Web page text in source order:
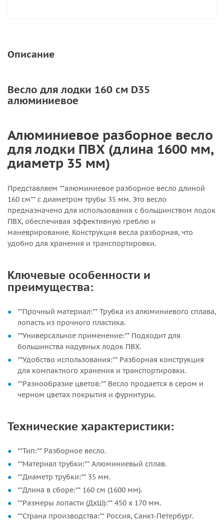
Описание
Весло для лодки 160 см D35
алюминиевое
Алюминиевое разборное весло
для лодки ПВХ (длина 1600 мм,
диаметр 35 мм)
Представляем **алюминиевое разборное весло длиной
160 см** с диаметром трубы 35 мм. Это весло
предназначено для использования с большинством лодок
ПВХ, обеспечивая эффективную греблю и
маневрирование. Конструкция весла разборная, что
удобно для хранения и транспортировки.
Ключевые особенности и
преимущества:
**Прочный материал:** Трубка из алюминиевого сплава,
лопасть из прочного пластика.
**Универсальное применение:** Подходит для
большинства надувных лодок ПВХ.
**Удобство использования:** Разборная конструкция
для компактного хранения и транспортировки.
**Разнообразие цветов:** Весло продается в сером и
черном цветах покрытия и фурнитуры.
Технические характеристики:
**Тип:** Разборное весло.
**Материал трубки:** Алюминиевый сплав.
**Диаметр трубки:** 35 мм.
**Длина в сборе:** 160 см (1600 мм).
**Размеры лопасти (ДхШ):** 450 х 170 мм.
**Страна производства:** Россия, Санкт-Петербург.